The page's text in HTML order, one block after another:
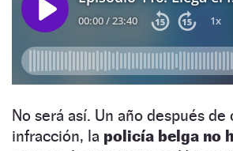
No será así. Un año después
infracción, la policía belga no